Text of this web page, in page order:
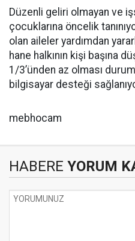
Düzenli geliri olmayan ve
çocuklarına öncelik
olan aileler yardımdan
hane halkının kişi başına
1/3’ünden az olması
bilgisayar desteği
mebhocam
HABERE YORUM